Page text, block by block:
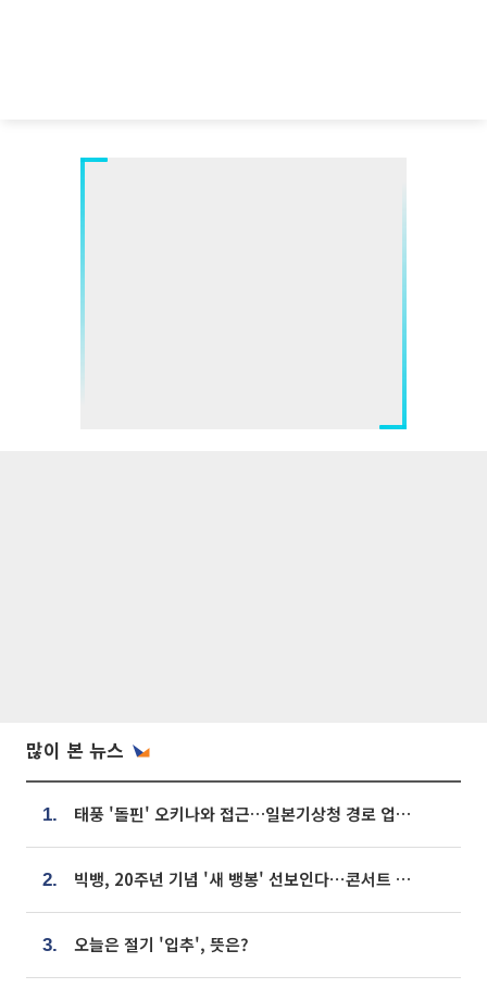
많이 본 뉴스
1. 태풍 '돌핀' 오키나와 접근…일본기상청 경로 업데이트
2. 빅뱅, 20주년 기념 '새 뱅봉' 선보인다⋯콘서트 앞두고 팝업 개최
3. 오늘은 절기 '입추', 뜻은?